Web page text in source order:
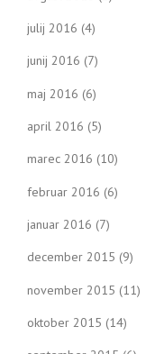
julij 2016 (4)
junij 2016 (7)
maj 2016 (6)
april 2016 (5)
marec 2016 (10)
februar 2016 (6)
januar 2016 (7)
december 2015 (9)
november 2015 (11)
oktober 2015 (14)